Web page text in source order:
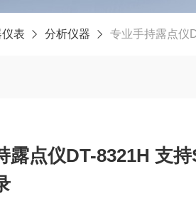
表 分析仪器 专业手持露点仪
露点仪DT-8321H 支